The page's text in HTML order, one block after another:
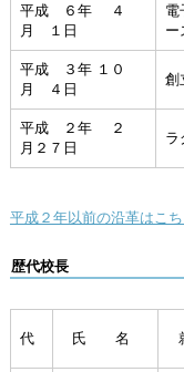
平成 ６年 ４
月 １日
電
ー
平成 ３年 １０
月 ４日
創
平成 ２年 ２
月２７日
ラ
平成２年以前の沿革はこ
歴代校長
代 氏 名